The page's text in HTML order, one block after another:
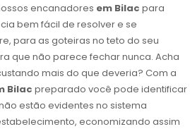
encanadores em Bilac para
bem fácil de resolver e se
para as goteiras no teto do seu
que não parece fechar nunca. Acha
mais do que deveria? Com a
Bilac preparado você pode identificar
estão evidentes no sistema
economizando assim